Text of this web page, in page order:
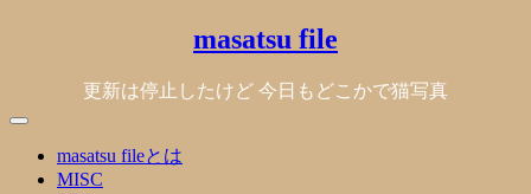
masatsu file
更新は停止したけど 今日もどこかで猫写真
masatsu fileとは
MISC